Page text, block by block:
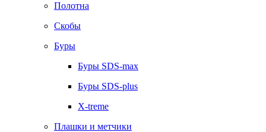
Полотна
Скобы
Буры
Буры SDS-max
Буры SDS-plus
X-treme
Плашки и метчики